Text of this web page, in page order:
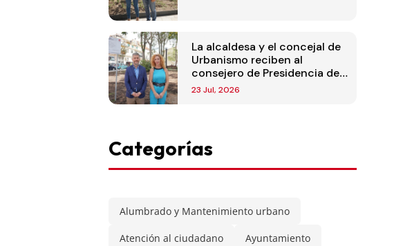
La alcaldesa y el concejal de
Urbanismo reciben al
consejero de Presidencia de
la Comunidad de Madrid
23 Jul, 2026
Categorías
Alumbrado y Mantenimiento urbano
Atención al ciudadano Ayuntamiento